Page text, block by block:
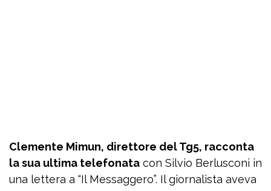
Clemente Mimun, direttore del Tg5, racconta
la sua ultima telefonata con Silvio Berlusconi in
una lettera a “Il Messaggero”. Il giornalista aveva